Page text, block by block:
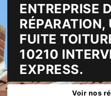
ENTREPRISE
RÉPARATION,
FUITE
10210
EXPRESS.
Voir nos